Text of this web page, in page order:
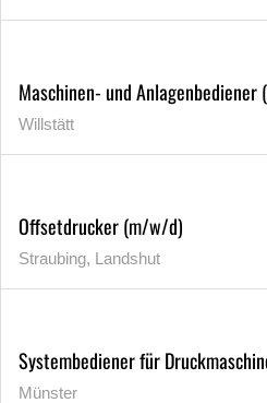
Maschinen- und
Willstätt
Offsetdrucker (m/w/d)
Straubing, Landshut
Systembediener für
Münster